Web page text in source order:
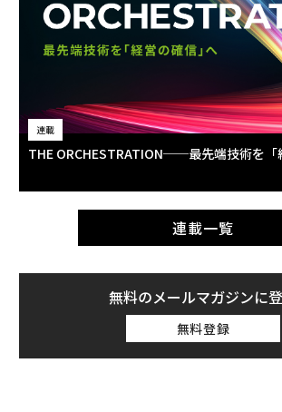
連載
THE ORCHESTRATION──最先端技術を「
連載一覧
無料のメールマガジンに
無料登録